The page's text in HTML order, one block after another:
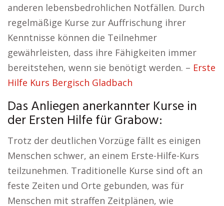
anderen lebensbedrohlichen Notfällen. Durch
regelmäßige Kurse zur Auffrischung ihrer
Kenntnisse können die Teilnehmer
gewährleisten, dass ihre Fähigkeiten immer
bereitstehen, wenn sie benötigt werden. – Erste
Hilfe Kurs Bergisch Gladbach
Das Anliegen anerkannter Kurse in
der Ersten Hilfe für Grabow:
Trotz der deutlichen Vorzüge fällt es einigen
Menschen schwer, an einem Erste-Hilfe-Kurs
teilzunehmen. Traditionelle Kurse sind oft an
feste Zeiten und Orte gebunden, was für
Menschen mit straffen Zeitplänen, wie